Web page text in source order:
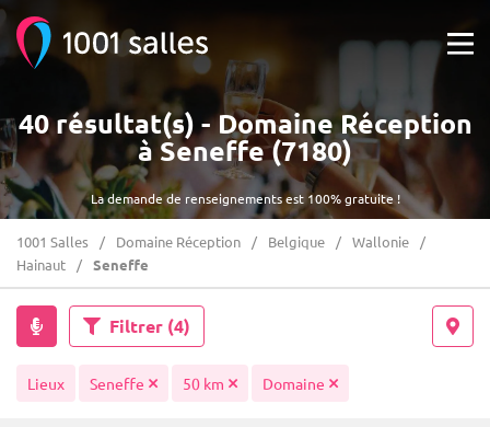
La demande de renseignements est 100% gratuite !
40 résultat(s) - Domaine Réception
à Seneffe (7180)
1001 Salles Domaine Réception Belgique
Wallonie
Hainaut
Seneffe
Filtrer (4)
Lieux Seneffe 50 km Domaine